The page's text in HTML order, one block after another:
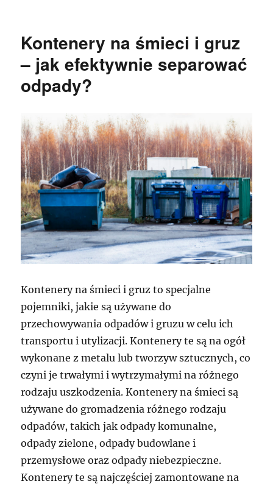
Kontenery na śmieci i gruz
– jak efektywnie separować
odpady?
Kontenery na śmieci i gruz to specjalne
pojemniki, jakie są używane do
przechowywania odpadów i gruzu w celu ich
transportu i utylizacji. Kontenery te są na ogół
wykonane z metalu lub tworzyw sztucznych, co
czyni je trwałymi i wytrzymałymi na różnego
rodzaju uszkodzenia. Kontenery na śmieci są
używane do gromadzenia różnego rodzaju
odpadów, takich jak odpady komunalne,
odpady zielone, odpady budowlane i
przemysłowe oraz odpady niebezpieczne.
Kontenery te są najczęściej zamontowane na